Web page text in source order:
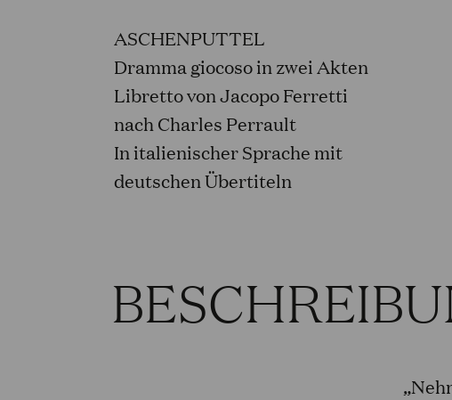
ASCHENPUTTEL
Dramma giocoso in zwei Akten
Libretto von Jacopo Ferretti
nach Charles Perrault
In italienischer Sprache mit
deutschen Übertiteln